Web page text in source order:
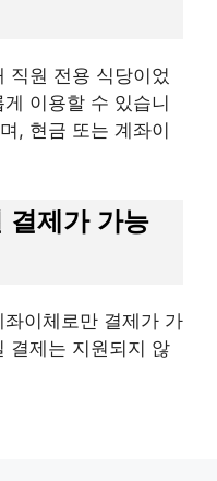
직원 전용 식당이었
이용할 수 있습니
, 현금 또는 계좌이
결제가 가능
이체로만 결제가 가
결제는 지원되지 않